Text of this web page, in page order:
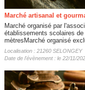
Marché artisanal et
Marché organisé par
établissements scolaires
mètresMarché organisé
Localisation : 21260 SELONGEY
Date de l'évènement : le 22/11/